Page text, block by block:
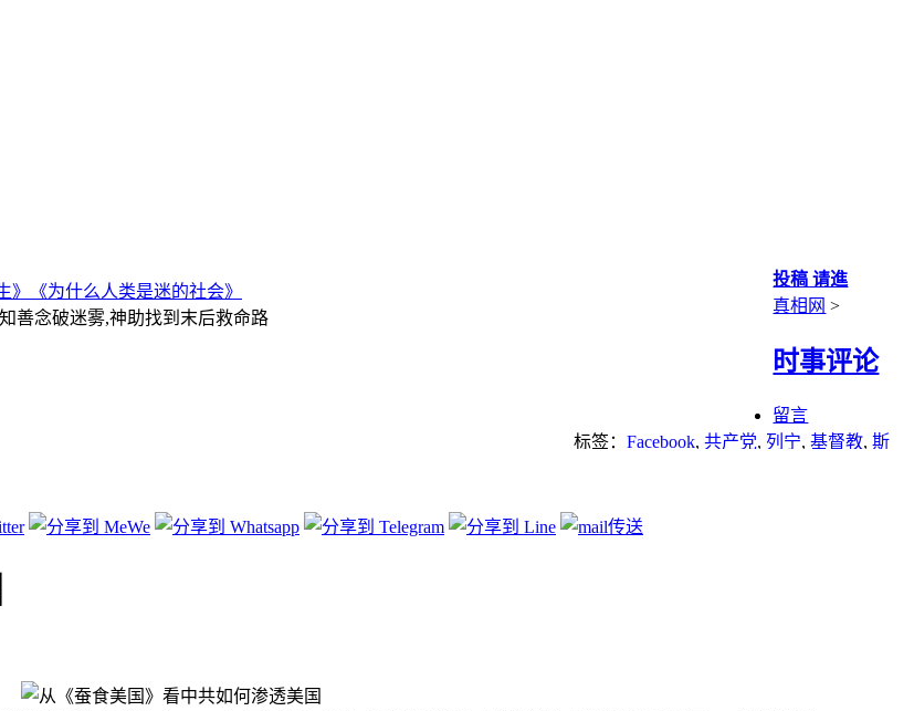
》
《为什么人类是迷的社会》
善念破迷雾,神助找到末后救命路
投稿 请進
真相网 >
时事评论
留言
标签： Facebook, 共产党, 列宁, 基督教, 斯